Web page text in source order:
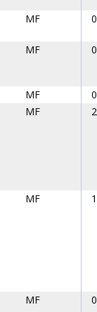
MF
MF
MF
MF
MF
MF